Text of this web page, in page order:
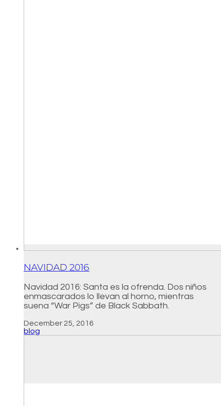
NAVIDAD 2016
Navidad 2016: Santa es la ofrenda. Dos niños
enmascarados lo llevan al horno, mientras
suena “War Pigs” de Black Sabbath.
December 25, 2016
blog